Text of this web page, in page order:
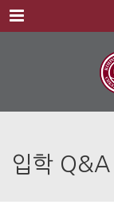
Menu
입학 Q&A